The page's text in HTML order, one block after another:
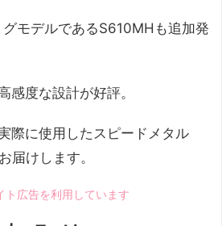
モデルであるS610MHも追加発
感度な設計が好評。
際に使用したスピードメタル
届けします。
ト広告を利用しています